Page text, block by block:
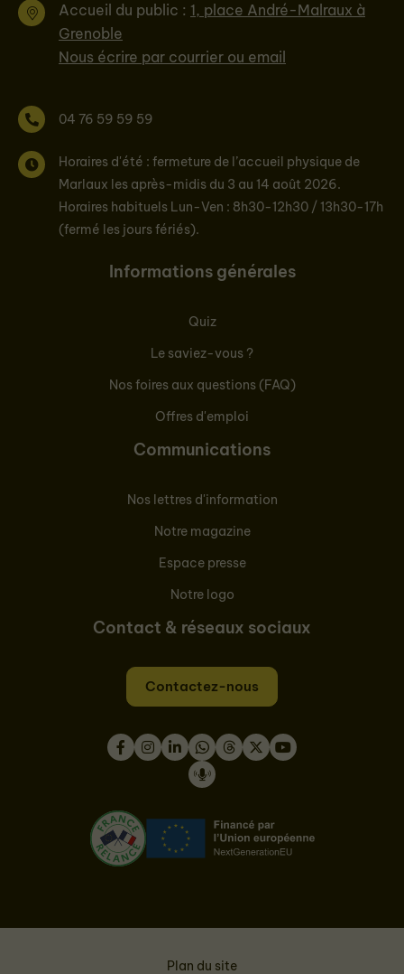
Accueil du public : 1, place André-Malraux à
Grenoble
Nous écrire par courrier ou email
04 76 59 59 59
Horaires d'été : fermeture de l’accueil physique de
Marlaux les après-midis du 3 au 14 août 2026.
Horaires habituels Lun-Ven : 8h30-12h30 / 13h30-17h
(fermé les jours fériés).
Informations générales
Quiz
Le saviez-vous ?
Nos foires aux questions (FAQ)
Offres d'emploi
Communications
Nos lettres d'information
Notre magazine
Espace presse
Notre logo
Contact & réseaux sociaux
Contactez-nous
Instagram
LinkedInWhatsApp
Plan du site